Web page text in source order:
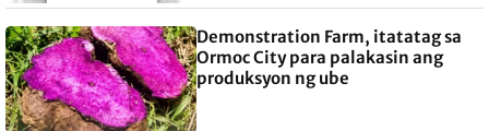
Demonstration Farm, itatatag sa
Ormoc City para palakasin ang
produksyon ng ube